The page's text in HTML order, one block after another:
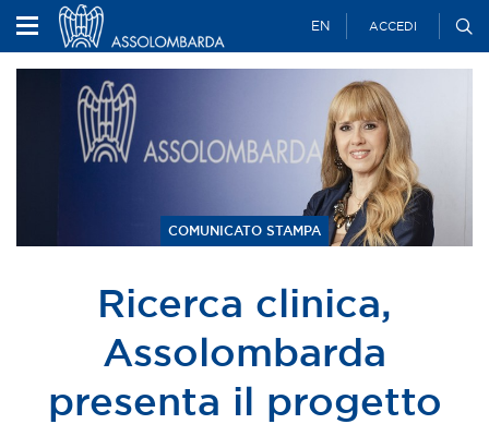
EN ACCEDI
COMUNICATO STAMPA
Ricerca clinica,
Assolombarda
presenta il progetto